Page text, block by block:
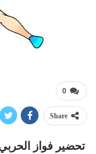
0
Share
تحضير فواز